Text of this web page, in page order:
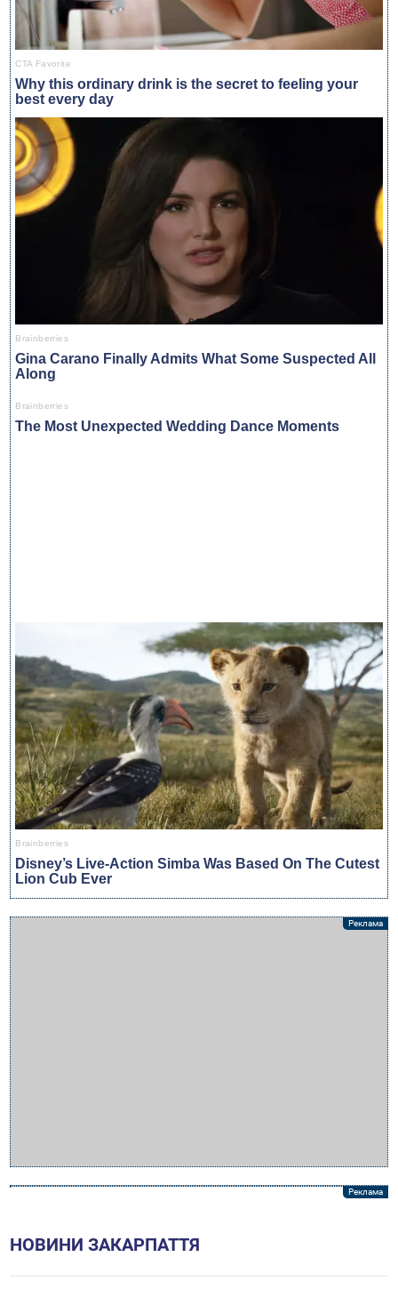
НОВИНИ ЗАКАРПАТТЯ